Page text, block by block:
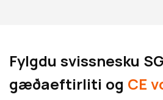
Fylgdu svissnesku
gæðaeftirliti og CE